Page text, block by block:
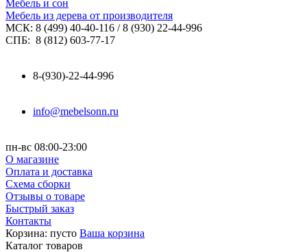
Мебель и сон
Мебель из дерева от производителя
МСК: 8 (499) 40-40-116 / 8 (930) 22-44-996
СПБ: 8 (812) 603-77-17
8-(930)-22-44-996
info@mebelsonn.ru
пн-вс 08:00-23:00
О магазине
Оплата и доставка
Схема сборки
Отзывы о товаре
Быстрый заказ
Контакты
Корзина: пусто Ваша корзина
Каталог товаров